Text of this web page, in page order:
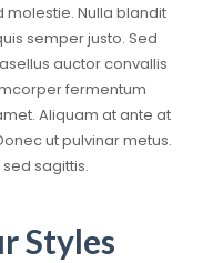
molestie. Nulla blandit
semper justo. Sed
auctor convallis
fermentum
Aliquam at ante at
ut pulvinar metus.
sagittis.
Styles